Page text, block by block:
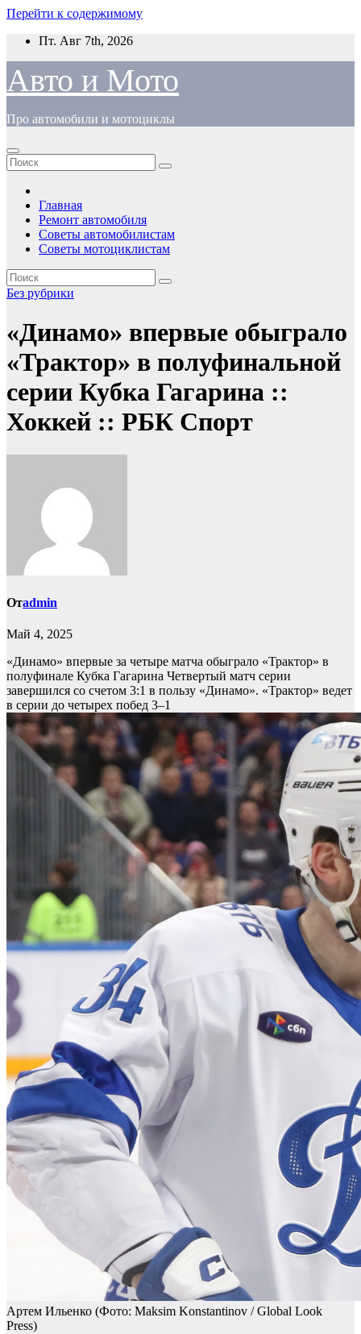
Перейти к содержимому
Пт. Авг 7th, 2026
Авто и Мото
Про автомобили и мотоциклы
Главная
Ремонт автомобиля
Советы автомобилистам
Советы мотоциклистам
Без рубрики
«Динамо» впервые обыграло
«Трактор» в полуфинальной
серии Кубка Гагарина ::
Хоккей :: РБК Спорт
Отadmin
Май 4, 2025
«Динамо» впервые за четыре матча обыграло «Трактор» в
полуфинале Кубка Гагарина Четвертый матч серии
завершился со счетом 3:1 в пользу «Динамо». «Трактор» ведет
в серии до четырех побед 3–1
Артем Ильенко (Фото: Maksim Konstantinov / Global Look
Press)